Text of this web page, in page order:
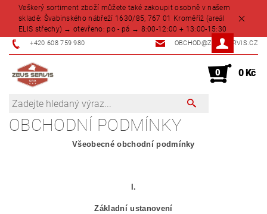
Veškerý sortiment zboží můžete také zakoupit osobně v našem
skladě: Švabinského nábřeží 1630/85, 767 01 Kroměříž (areál
ELIS střechy) → otevřeno: po - pá → 8:00-12:00 + 13:00-15:30
+420 608 759 980 OBCHOD@ZEUSSERVIS.CZ
0 0 Kč
OBCHODNÍ PODMÍNKY
Všeobecné obchodní podmínky
I.
Základní ustanovení